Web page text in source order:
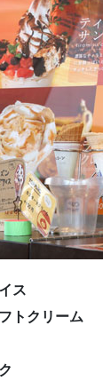
ス
トクリーム